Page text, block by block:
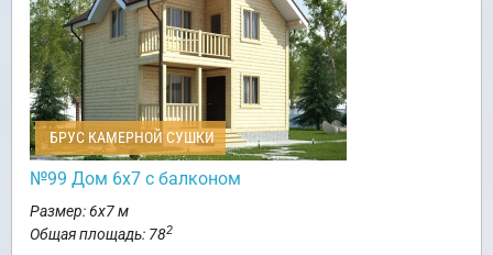
БРУС КАМЕРНОЙ СУШКИ
№99 Дом 6х7 с балконом
Размер: 6х7 м
Общая площадь: 782